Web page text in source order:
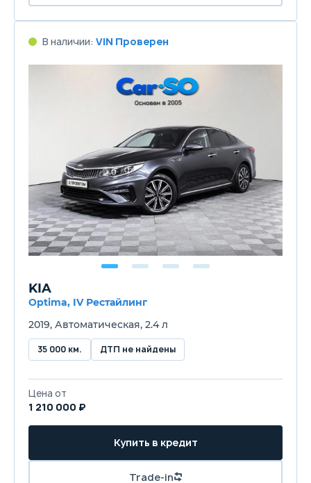
В наличии: VIN Проверен
KIA
Optima, IV Рестайлинг
2019, Автоматическая, 2.4 л
35 000 км. ДТП не найдены
Цена от
1 210 000 ₽
Купить в кредит
Trade-in